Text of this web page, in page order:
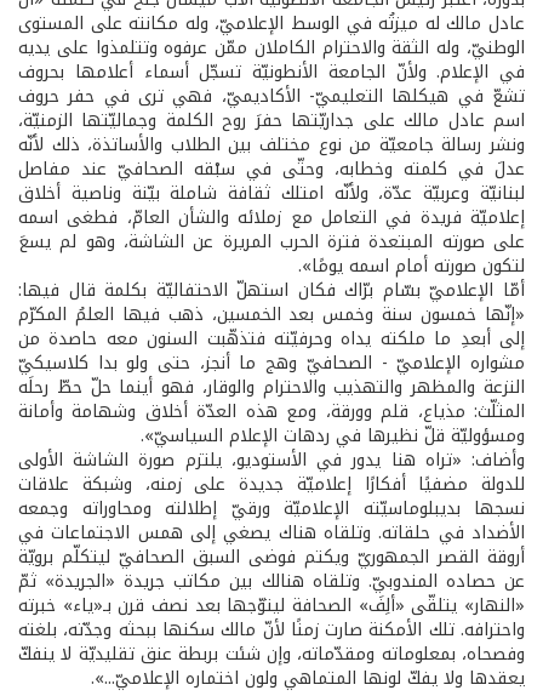
عادل مالك له ميزتُه في الوسط الإعلاميّ، وله مكانته على المستوى
الوطنيّ، وله الثقة والاحترام الكاملان ممّن عرفوه وتتلمذوا على يديه
في الإعلام. ولأنّ الجامعة الأنطونيّة تسجّل أسماء أعلامها بحروف
تشعّ في هيكلها التعليميّ- الأكاديميّ، فهي ترى في حفر حروف
اسم عادل مالك على جداريّتها حفرَ روح الكلمة وجماليّتها الزمنيّة،
ونشر رسالة جامعيّة من نوع مختلف بين الطلاب والأساتذة، ذلك لأنّه
عدلَ في كلمته وخطابه، وحتّى في سبْقه الصحافيّ عند مفاصل
لبنانيّة وعربيّة عدّة، ولأنّه امتلك ثقافة شاملة بيّنة وناصية أخلاق
إعلاميّة فريدة في التعامل مع زملائه والشأن العامّ، فطغى اسمه
على صورته المبتعدة فترة الحرب المريرة عن الشاشة، وهو لم يسعَ
لتكون صورته أمام اسمه يومًا».
أمّا الإعلاميّ بسّام برّاك فكان استهلّ الاحتفاليّة بكلمة قال فيها:
«إنّها خمسون سنة وخمس بعد الخمسين، ذهب فيها العلمُ المكرّم
إلى أبعدِ ما ملكته يداه وحرفيّته فتذهّبت السنون معه حاصدة من
مشواره الإعلاميّ - الصحافيّ وهج ما أنجز، حتى ولو بدا كلاسيكيّ
النزعة والمظهر والتهذيب والاحترام والوقار، فهو أينما حلّ حطّ رحلَه
المثلّث: مذياع، قلم وورقة، ومع هذه العدّة أخلاق وشهامة وأمانة
ومسؤوليّة قلّ نظيرها في ردهات الإعلام السياسيّ».
وأضاف: «تراه هنا يدور في الأستوديو، يلتزم صورة الشاشة الأولى
للدولة مضفيًا أفكارًا إعلاميّة جديدة على زمنه، وشبكة علاقات
نسجها بديبلوماسيّته الإعلاميّة ورقيّ إطلالته ومحاوراته وجمعه
الأضداد في حلقاته. وتلقاه هناك يصغي إلى همس الاجتماعات في
أروقة القصر الجمهوريّ ويكتم فوضى السبق الصحافيّ ليتكلّم برويّة
عن حصاده المندوبيّ. وتلقاه هنالك بين مكاتب جريدة «الجريدة» ثمّ
«النهار» يتلقّى «ألِفَ» الصحافة ليتوّجها بعد نصف قرن بـ«ياء» خبرته
واحترافه. تلك الأمكنة صارت زمنًا لأنّ مالك سكنها ببحثه وجدّته، بلغته
وفصحاه، بمعلوماته ومقدّماته، وإن شئت بربطة عنق تقليديّة لا ينفكّ
يعقدها ولا يفكّ لونها المتماهي ولون اختماره الإعلاميّ...».